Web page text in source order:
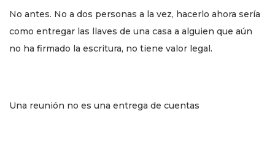
No antes. No a dos personas a la vez, hacerlo ahora sería
como entregar las llaves de una casa a alguien que aún
no ha firmado la escritura, no tiene valor legal.
Una reunión no es una entrega de cuentas